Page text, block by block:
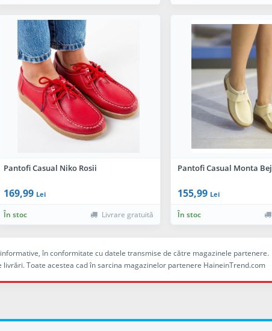
Pantofi Casual Niko Rosii
169,99 Lei
În stoc Livrare gratuită
Pantofi Casual Monta Bej
155,99 Lei
În stoc
în conformitate cu datele transmise de către magazinele partenere.
Toate acestea cad în sarcina magazinelor partenere HaineinTrend.com